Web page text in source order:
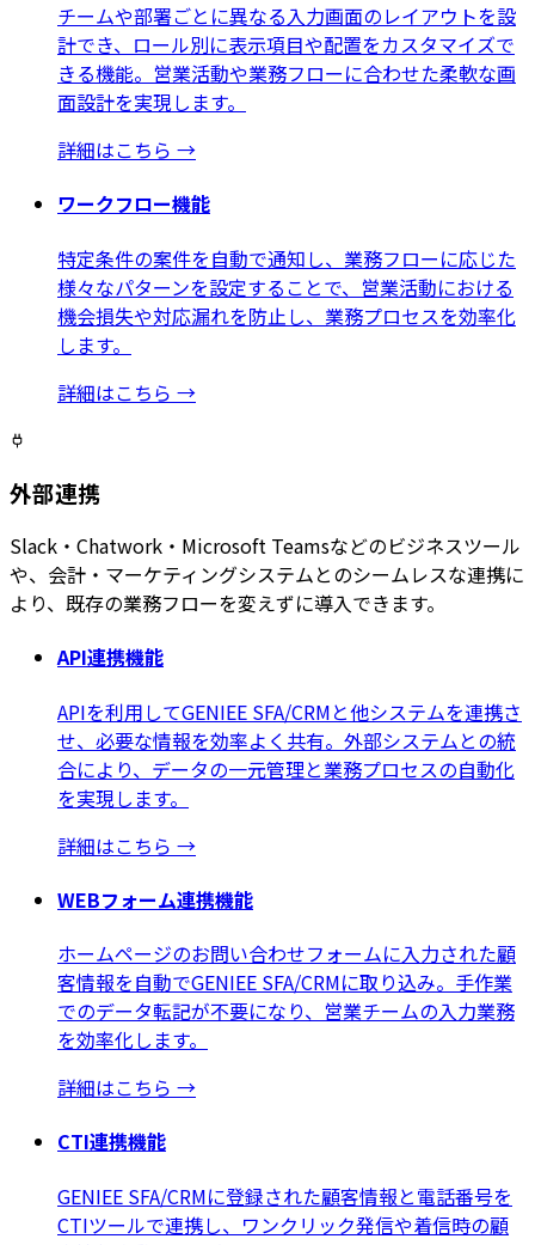
チームや部署ごとに異なる入力画面のレイアウトを設
計でき、ロール別に表示項目や配置をカスタマイズで
きる機能。営業活動や業務フローに合わせた柔軟な画
面設計を実現します。
詳細はこちら →
ワークフロー機能
特定条件の案件を自動で通知し、業務フローに応じた
様々なパターンを設定することで、営業活動における
機会損失や対応漏れを防止し、業務プロセスを効率化
します。
詳細はこちら →
外部連携
Slack・Chatwork・Microsoft Teamsなどのビジネスツール
や、会計・マーケティングシステムとのシームレスな連携に
より、既存の業務フローを変えずに導入できます。
API連携機能
APIを利用してGENIEE SFA/CRMと他システムを連携さ
せ、必要な情報を効率よく共有。外部システムとの統
合により、データの一元管理と業務プロセスの自動化
を実現します。
詳細はこちら →
WEBフォーム連携機能
ホームページのお問い合わせフォームに入力された顧
客情報を自動でGENIEE SFA/CRMに取り込み。手作業
でのデータ転記が不要になり、営業チームの入力業務
を効率化します。
詳細はこちら →
CTI連携機能
GENIEE SFA/CRMに登録された顧客情報と電話番号を
CTIツールで連携し、ワンクリック発信や着信時の顧